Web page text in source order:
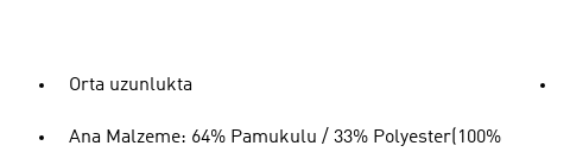
Orta uzunlukta
Ana Malzeme: 64% Pamukulu / 33% Polyester(100%